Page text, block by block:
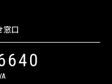
窓口